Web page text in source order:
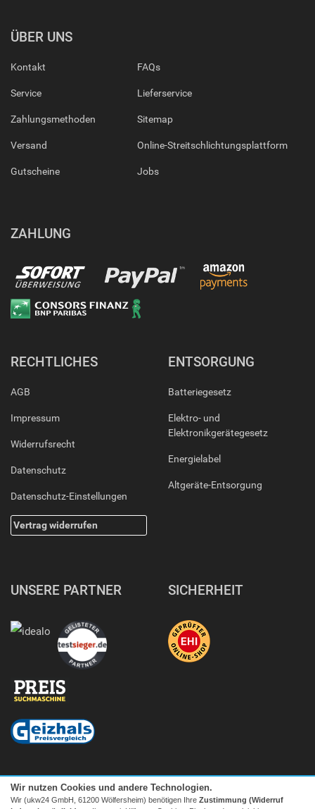
ÜBER UNS
Kontakt
Service
Zahlungsmethoden
Versand
Gutscheine
FAQs
Lieferservice
Sitemap
Online-Streitschlichtungsplattform
Jobs
ZAHLUNG
RECHTLICHES
AGB
Impressum
Widerrufsrecht
Datenschutz
Datenschutz-Einstellungen
Vertrag widerrufen
ENTSORGUNG
Batteriegesetz
Elektro- und
Elektronikgerätegesetz
Energielabel
Altgeräte-Entsorgung
UNSERE PARTNER SICHERHEIT
Wir nutzen Cookies und andere Technologien.
Wir (ukw24 GmbH, 61200 Wölfersheim) benötigen Ihre Zustimmung (Widerruf